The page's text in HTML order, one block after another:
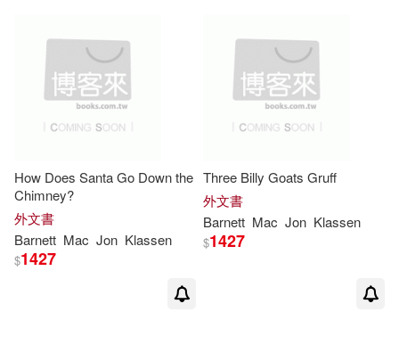
How Does Santa Go Down the
Chimney?
外文書
Barnett Mac Jon Klassen
$1427
Three Billy Goats Gruff
外文書
Barnett Mac Jon Klassen
$1427